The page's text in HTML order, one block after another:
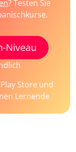
? Testen Sie
Niveau
Store und
Lernende